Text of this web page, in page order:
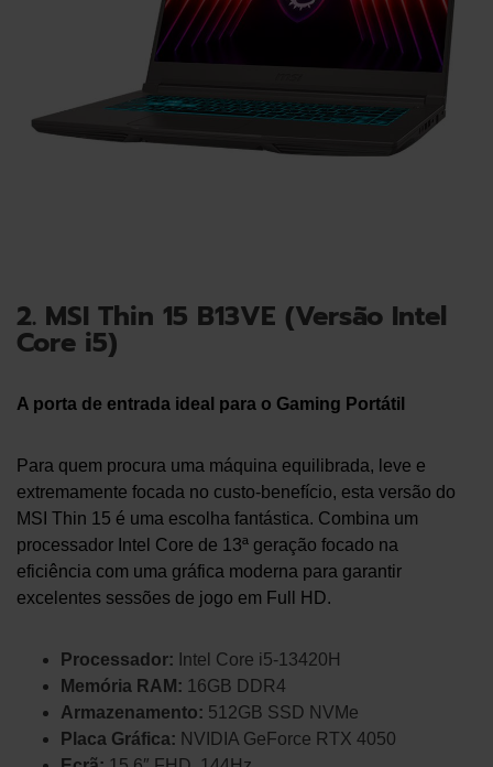
2. MSI Thin 15 B13VE (Versão Intel
Core i5)
A porta de entrada ideal para o Gaming Portátil
Para quem procura uma máquina equilibrada, leve e
extremamente focada no custo-benefício, esta versão do
MSI Thin 15 é uma escolha fantástica. Combina um
processador Intel Core de 13ª geração focado na
eficiência com uma gráfica moderna para garantir
excelentes sessões de jogo em Full HD.
Processador: Intel Core i5-13420H
Memória RAM: 16GB DDR4
Armazenamento: 512GB SSD NVMe
Placa Gráfica: NVIDIA GeForce RTX 4050